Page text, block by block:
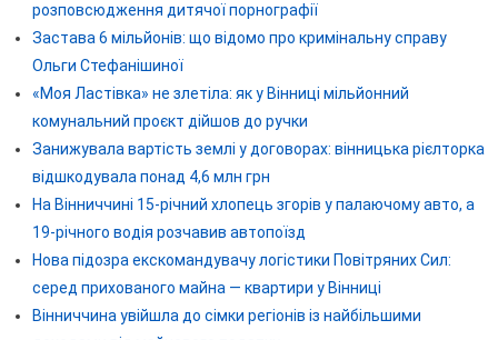
розповсюдження дитячої порнографії
Застава 6 мільйонів: що відомо про кримінальну справу
Ольги Стефанішиної
«Моя Ластівка» не злетіла: як у Вінниці мільйонний
комунальний проєкт дійшов до ручки
Занижувала вартість землі у договорах: вінницька рієлторка
відшкодувала понад 4,6 млн грн
На Вінниччині 15-річний хлопець згорів у палаючому авто, а
19-річного водія розчавив автопоїзд
Нова підозра екскомандувачу логістики Повітряних Сил:
серед прихованого майна — квартири у Вінниці
Вінниччина увійшла до сімки регіонів із найбільшими